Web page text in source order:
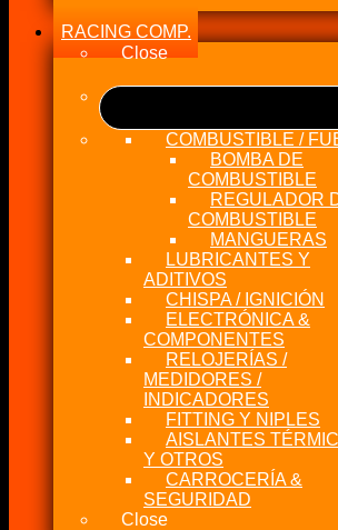
RACING COMP.
Close
COMBUSTIBLE /
BOMBA DE
COMBUSTIBLE
REGULADOR
COMBUSTIBLE
MANGUERAS
LUBRICANTES Y
ADITIVOS
CHISPA / IGNICIÓN
ELECTRÓNICA &
COMPONENTES
RELOJERÍAS /
MEDIDORES /
INDICADORES
FITTING Y NIPLES
AISLANTES
Y OTROS
CARROCERÍA &
SEGURIDAD
Close